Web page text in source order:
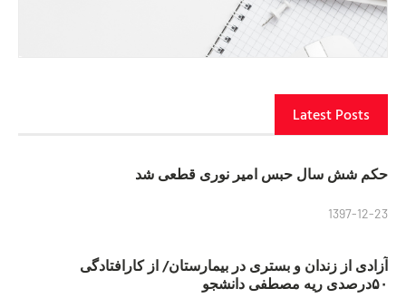
Latest Posts
حکم شش سال حبس امیر نوری قطعی شد
1397-12-23
آزادی از زندان و بستری در بیمارستان/ از کارافتادگی
۵۰درصدی ریه مصطفی دانشجو